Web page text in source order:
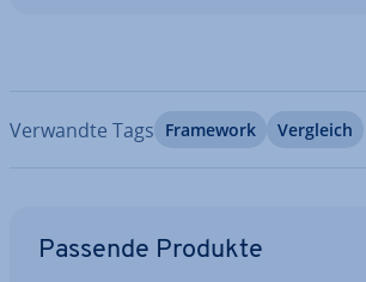
Verwandte Tags Framework Vergleich
Passende Produkte